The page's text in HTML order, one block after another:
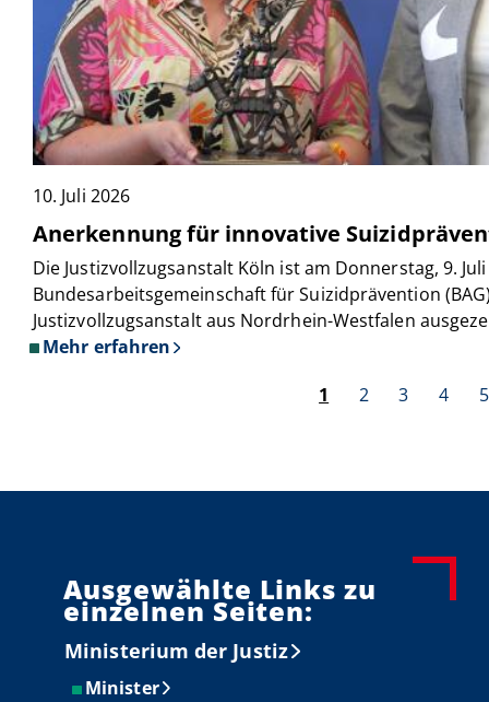
10. Juli 2026
Anerkennung für innovative
Die Justizvollzugsanstalt Köln ist am Donnerstag, 9.
Bundesarbeitsgemeinschaft für Suizidprävention
Justizvollzugsanstalt aus Nordrhein-Westfalen
Mehr erfahrenüber
Aktuelle
1 Seite
2 Seite
3 Seite
4 5
Ausgewählte Links zu
einzelnen Seiten:
Ministerium der Justiz
Minister